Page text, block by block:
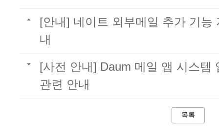
[안내] 네이트 외부메일 추가 기능
내
[사전 안내] Daum 메일 앱 시스템
관련 안내
목록